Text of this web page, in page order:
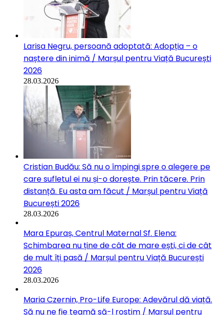
Larisa Negru, persoană adoptată: Adopția – o
naștere din inimă / Marșul pentru Viață București
2026
28.03.2026
Cristian Budău: Să nu o împingi spre o alegere pe
care sufletul ei nu și-o dorește. Prin tăcere. Prin
distanță. Eu asta am făcut / Marșul pentru Viață
București 2026
28.03.2026
Mara Epuraș, Centrul Maternal Sf. Elena:
Schimbarea nu ține de cât de mare ești, ci de cât
de mult îți pasă / Marșul pentru Viață București
2026
28.03.2026
Maria Czernin, Pro-Life Europe: Adevărul dă viață.
Să nu ne fie teamă să-l rostim / Marșul pentru